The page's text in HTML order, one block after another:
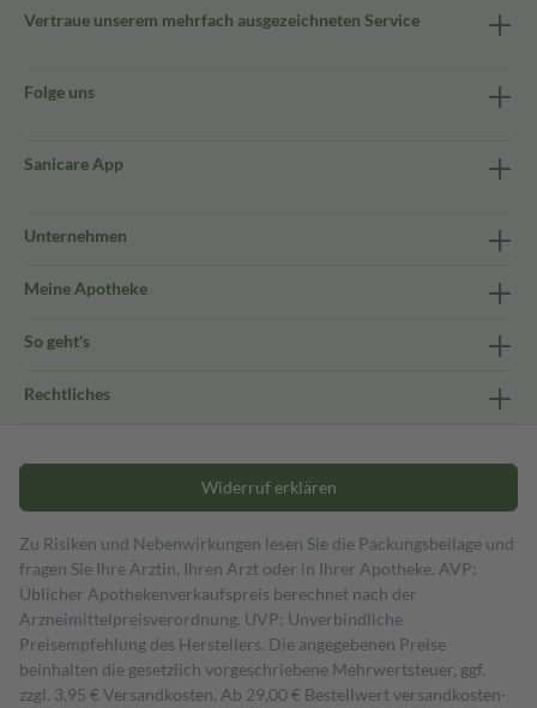
Vertraue unserem mehrfach ausgezeichneten Service
Folge uns
Sanicare App
Unternehmen
Meine Apotheke
So geht's
Rechtliches
Widerruf erklären
Zu Risiken und Nebenwirkungen lesen Sie die Packungsbeilage und
fragen Sie Ihre Ärztin, Ihren Arzt oder in Ihrer Apotheke. AVP:
Üblicher Apothekenverkaufspreis berechnet nach der
Arzneimittelpreisverordnung. UVP: Unverbindliche
Preisempfehlung des Herstellers. Die angegebenen Preise
beinhalten die gesetzlich vorgeschriebene Mehrwertsteuer, ggf.
zzgl. 3,95 € Versandkosten. Ab 29,00 € Bestell­wert versand­kosten­